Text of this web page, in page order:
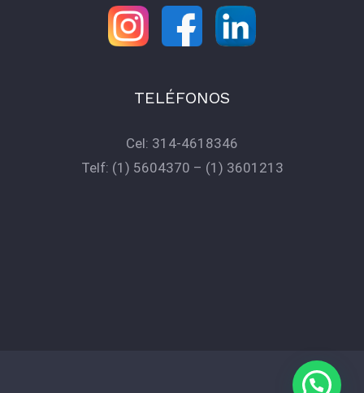
TELÉFONOS
Cel: 314-4618346
Telf: (1) 5604370 – (1) 3601213